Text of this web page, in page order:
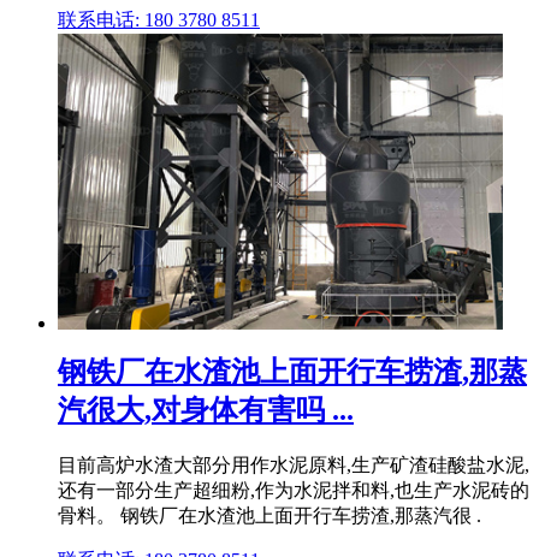
联系电话: 180 3780 8511
钢铁厂在水渣池上面开行车捞渣,那蒸
汽很大,对身体有害吗 ...
目前高炉水渣大部分用作水泥原料,生产矿渣硅酸盐水泥,
还有一部分生产超细粉,作为水泥拌和料,也生产水泥砖的
骨料。 钢铁厂在水渣池上面开行车捞渣,那蒸汽很 .